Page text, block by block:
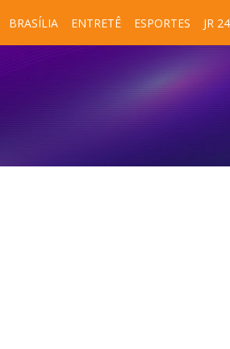
BRASÍLIA ENTRETÊ ESPORTES JR